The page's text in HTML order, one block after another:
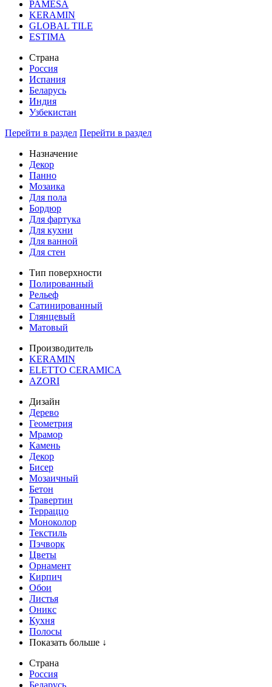
PAMESA
KERAMIN
GLOBAL TILE
ESTIMA
Страна
Россия
Испания
Беларусь
Индия
Узбекистан
Перейти в раздел Перейти в раздел
Назначение
Декор
Панно
Мозаика
Для пола
Бордюр
Для фартука
Для кухни
Для ванной
Для стен
Тип поверхности
Полированный
Рельеф
Сатинированный
Глянцевый
Матовый
Производитель
KERAMIN
ELETTO CERAMICA
AZORI
Дизайн
Дерево
Геометрия
Мрамор
Камень
Декор
Бисер
Мозаичный
Бетон
Травертин
Терраццо
Моноколор
Текстиль
Пэчворк
Цветы
Орнамент
Кирпич
Обои
Листья
Оникс
Кухня
Полосы
Показать больше ↓
Страна
Россия
Беларусь